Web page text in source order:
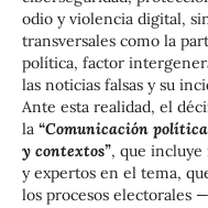
odio y violencia digital,
transversales como la
política, factor
las noticias falsas y su
Ante esta realidad, el
la “Comunicación
y contextos”, que incluye
y expertos en el tema,
los procesos electorales